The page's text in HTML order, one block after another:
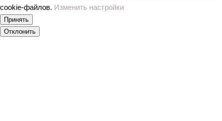
сookiе-файлов. Изменить настройки
Принять
Отклонить